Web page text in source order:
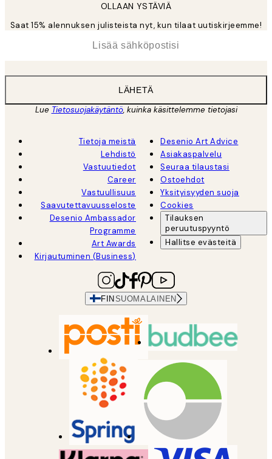
OLLAAN YSTÄVIÄ
Saat 15% alennuksen julisteista nyt, kun tilaat uutiskirjeemme!
LÄHETÄ
Lue Tietosuojakäytäntö, kuinka käsittelemme tietojasi
Tietoja meistä
Lehdistö
Vastuutiedot
Career
Vastuullisuus
Saavutettavuusseloste
Desenio Ambassador
Programme
Art Awards
Kirjautuminen (Business)
Desenio Art Advice
Asiakaspalvelu
Seuraa tilaustasi
Ostoehdot
Yksityisyyden suoja
Cookies
Tilauksen
peruutuspyyntö
Hallitse evästeitä
FINSUOMALAINEN